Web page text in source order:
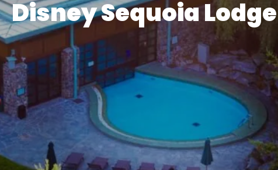
Disney Sequoia Lodge